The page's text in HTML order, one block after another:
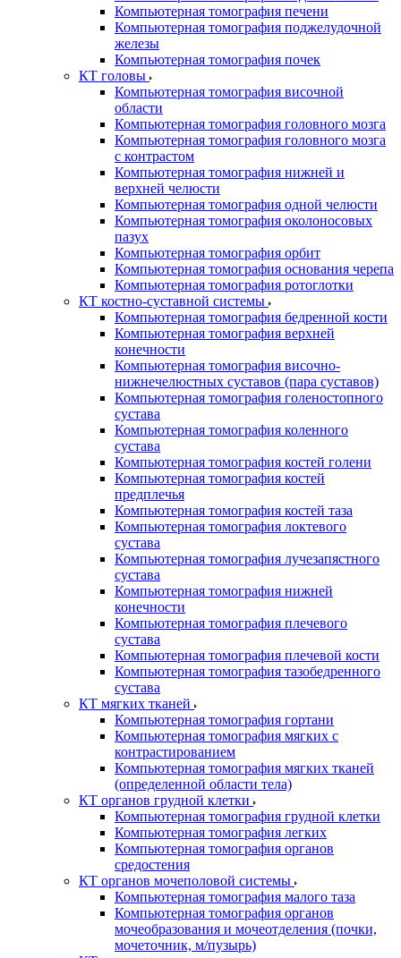
Компьютерная томография печени
Компьютерная томография поджелудочной
железы
Компьютерная томография почек
КТ головы
Компьютерная томография височной
области
Компьютерная томография головного мозга
Компьютерная томография головного мозга
с контрастом
Компьютерная томография нижней и
верхней челюсти
Компьютерная томография одной челюсти
Компьютерная томография околоносовых
пазух
Компьютерная томография орбит
Компьютерная томография основания черепа
Компьютерная томография ротоглотки
КТ костно-суставной системы
Компьютерная томография бедренной кости
Компьютерная томография верхней
конечности
Компьютерная томография височно-
нижнечелюстных суставов (пара суставов)
Компьютерная томография голеностопного
сустава
Компьютерная томография коленного
сустава
Компьютерная томография костей голени
Компьютерная томография костей
предплечья
Компьютерная томография костей таза
Компьютерная томография локтевого
сустава
Компьютерная томография лучезапястного
сустава
Компьютерная томография нижней
конечности
Компьютерная томография плечевого
сустава
Компьютерная томография плечевой кости
Компьютерная томография тазобедренного
сустава
КТ мягких тканей
Компьютерная томография гортани
Компьютерная томография мягких с
контрастированием
Компьютерная томография мягких тканей
(определенной области тела)
КТ органов грудной клетки
Компьютерная томография грудной клетки
Компьютерная томография легких
Компьютерная томография органов
средостения
КТ органов мочеполовой системы
Компьютерная томография малого таза
Компьютерная томография органов
мочеобразования и мочеотделения (почки,
мочеточник, м/пузырь)